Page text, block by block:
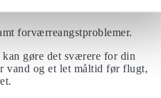
forværreangstproblemer.
gøre det sværere for din
vand og et let måltid før flugt,